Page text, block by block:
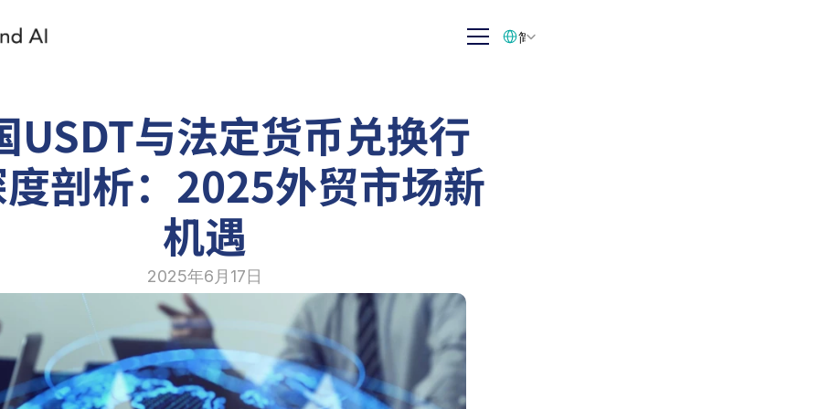
USDT与法定货币兑换行
剖析：2025外贸市场新
机遇
2025年6月17日
简体中文